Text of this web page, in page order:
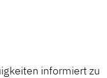
informiert zu